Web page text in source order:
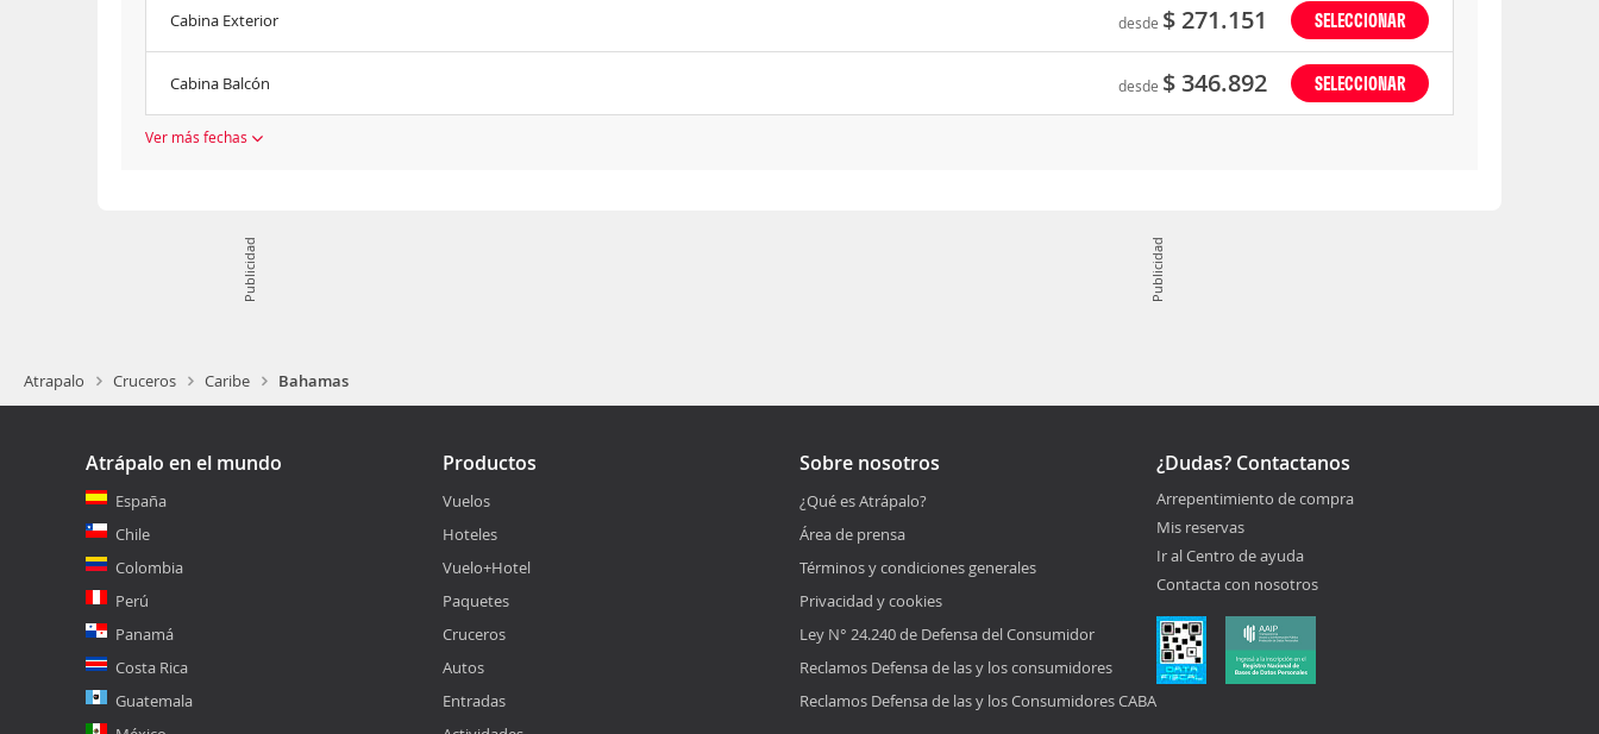
Cabina Exterior desde $ 271.151 SELECCIONAR
Cabina Balcón desde $ 346.892 SELECCIONAR
Ver más fechas
Publicidad Publicidad
Atrapalo Cruceros Caribe Bahamas
Atrápalo en el mundo
España
Chile
Colombia
Perú
Panamá
Costa Rica
Guatemala
Productos
Vuelos
Hoteles
Vuelo+Hotel
Paquetes
Cruceros
Autos
Entradas
Sobre nosotros
¿Qué es Atrápalo?
Área de prensa
Términos y condiciones generales
Privacidad y cookies
Ley N° 24.240 de Defensa del Consumidor
Reclamos Defensa de las y los consumidores
Reclamos Defensa de las y los Consumidores CABA
¿Dudas? Contactanos
Arrepentimiento de compra
Mis reservas
Ir al Centro de ayuda
Contacta con nosotros